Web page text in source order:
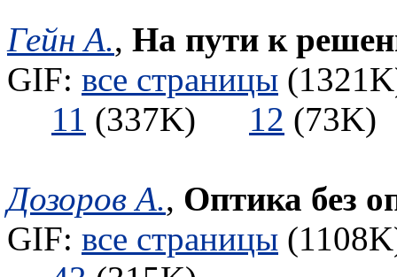
Гейн А., На пути к
GIF: все страницы
11 (337K) 12
Дозоров А., Оптика без
GIF: все страницы